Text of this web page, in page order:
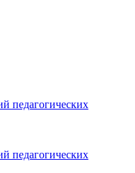
педагогических
педагогических